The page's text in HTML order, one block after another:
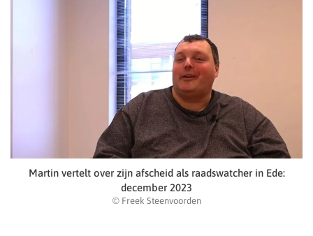
Martin vertelt over zijn afscheid als raadswatcher in Ede:
december 2023
© Freek Steenvoorden